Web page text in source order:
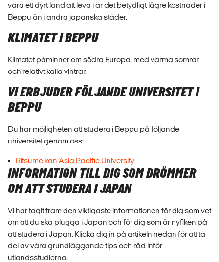
vara ett dyrt land att leva i är det betydligt lägre kostnader i
Beppu än i andra japanska städer.
KLIMATET I BEPPU
Klimatet påminner om södra Europa, med varma somrar
och relativt kalla vintrar.
VI ERBJUDER FÖLJANDE UNIVERSITET I
BEPPU
Du har möjligheten att studera i Beppu på följande
universitet genom oss:
Ritsumeikan Asia Pacific University
INFORMATION TILL DIG SOM DRÖMMER
OM ATT STUDERA I JAPAN
Vi har tagit fram den viktigaste informationen för dig som vet
om att du ska plugga i Japan och för dig som är nyfiken på
att studera i Japan. Klicka dig in på artikeln nedan för att ta
del av våra grundläggande tips och råd inför
utlandsstudierna.